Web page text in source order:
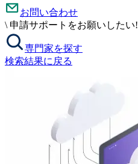
お問い合わせ
\ 申請サポートをお願いしたい!
専門家を探す
検索結果に戻る